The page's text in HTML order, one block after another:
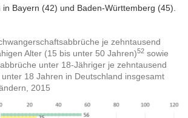
in Bayern (42) und Baden-Württemberg (45).
je zehntausend
Alter (15 bis unter 50 Jahren)52 sowie
unter 18-Jähriger je zehntausend
18 Jahren in Deutschland insgesamt
2015